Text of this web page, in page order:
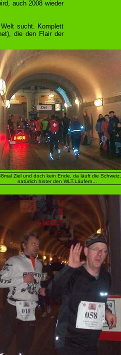
auch 2008 wieder
sucht. Komplett
die den Flair der
Ziel und doch kein Ende, da läuft die Schweiz,
natürlich hinter den WLT.Läufern...